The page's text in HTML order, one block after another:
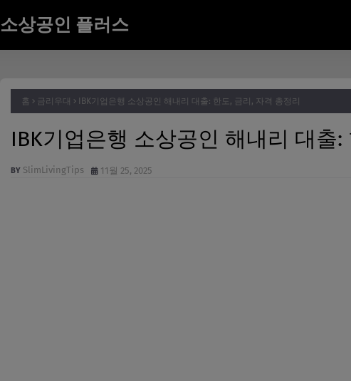
소상공인 플러스
홈 금리우대 IBK기업은행 소상공인 해내리 대출: 한도, 금리, 자격 총정리
IBK기업은행 소상공인 해내리 대출
SlimLivingTips 11월 25, 2025